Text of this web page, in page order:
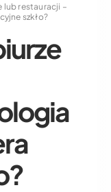
lub restauracji –
szkło?